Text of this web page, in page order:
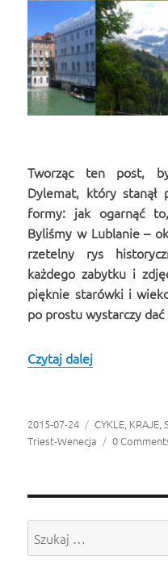
Tworząc ten post,
Dylemat, który stanął
formy: jak ogarnąć
Byliśmy w Lublanie –
rzetelny rys
każdego zabytku i
pięknie starówki i
po prostu wystarczy dać
Czytaj dalej
Opublikowano
2015-07-24 Kategorie
CYKLE KRAJE ,
Triest-Wenecja
0
Szukaj: